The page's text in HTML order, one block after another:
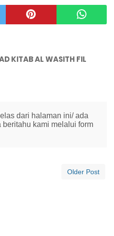
KITAB AL WASITH FIL
dari halaman ini/ ada
kami melalui form
Older Post